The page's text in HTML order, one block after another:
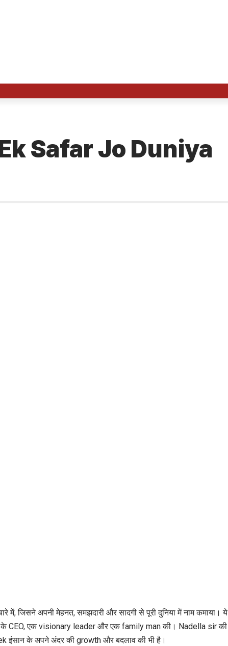
Safar Jo Duniya
में, जिसने अपनी मेहनत, समझदारी और सादगी से पूरी दुनिया में नाम कमाया। ये
CEO, एक visionary leader और एक family man की। Nadella sir की
इंसान के अपने अंदर की growth और बदलाव की भी है।